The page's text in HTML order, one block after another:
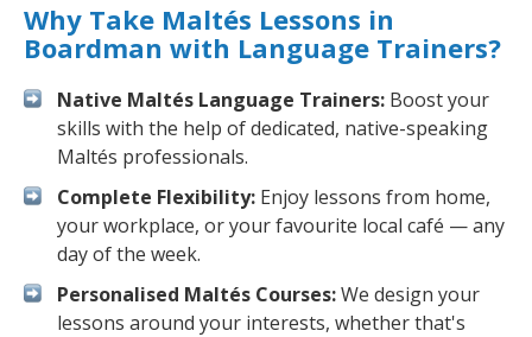
Why Take Maltés Lessons in
Boardman with Language Trainers?
Native Maltés Language Trainers: Boost your
skills with the help of dedicated, native-speaking
Maltés professionals.
Complete Flexibility: Enjoy lessons from home,
your workplace, or your favourite local café — any
day of the week.
Personalised Maltés Courses:We design your
lessons around your interests, whether that's